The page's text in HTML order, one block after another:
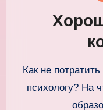
Как не
психологу? На